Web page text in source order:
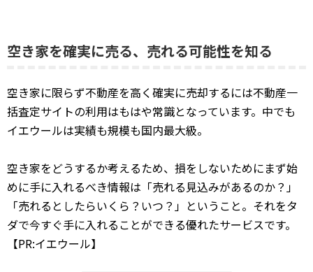
空き家を確実に売る、売れる可能性を知る
空き家に限らず不動産を高く確実に売却するには不動産一
括査定サイトの利用はもはや常識となっています。中でも
イエウールは実績も規模も国内最大級。
空き家をどうするか考えるため、損をしないためにまず始
めに手に入れるべき情報は「売れる見込みがあるのか？」
「売れるとしたらいくら？いつ？」ということ。それをタ
ダで今すぐ手に入れることができる優れたサービスです。
【PR:イエウール】